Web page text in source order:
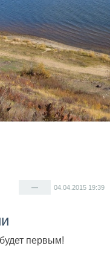
— 04.04.2015 19:39
первым!